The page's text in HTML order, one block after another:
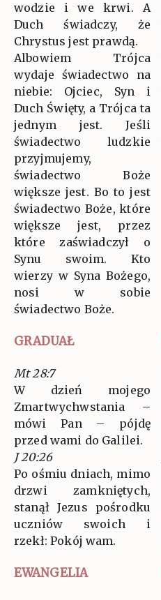
wodzie i we krwi. A
Duch świadczy, że
Chrystus jest prawdą.
Albowiem Trójca
wydaje świadectwo na
niebie: Ojciec, Syn i
Duch Święty, a Trójca ta
jednym jest. Jeśli
świadectwo ludzkie
przyjmujemy,
świadectwo Boże
większe jest. Bo to jest
świadectwo Boże, które
większe jest, przez
które zaświadczył o
Synu swoim. Kto
wierzy w Syna Bożego,
nosi w sobie
świadectwo Boże.
GRADUAŁ
Mt 28:7
W dzień mojego
Zmartwychwstania –
mówi Pan – pójdę
przed wami do Galilei.
J 20:26
Po ośmiu dniach, mimo
drzwi zamkniętych,
stanął Jezus pośrodku
uczniów swoich i
rzekł: Pokój wam.
EWANGELIA